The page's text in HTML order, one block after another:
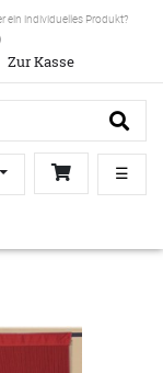
ein individuelles Produkt?
Zur Kasse
☰